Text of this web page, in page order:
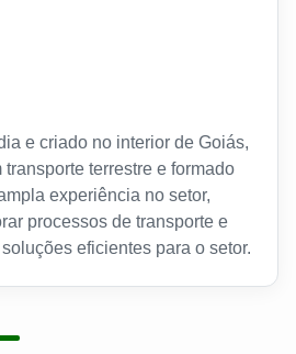
e criado no interior de Goiás,
terrestre e formado
experiência no setor,
processos de transporte e
eficientes para o setor.